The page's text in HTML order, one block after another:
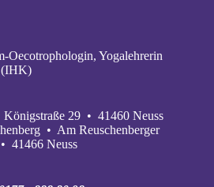
Yogalehrerin
(IHK)
29 • 41460 Neuss
• Am Reuschenberger
41466 Neuss